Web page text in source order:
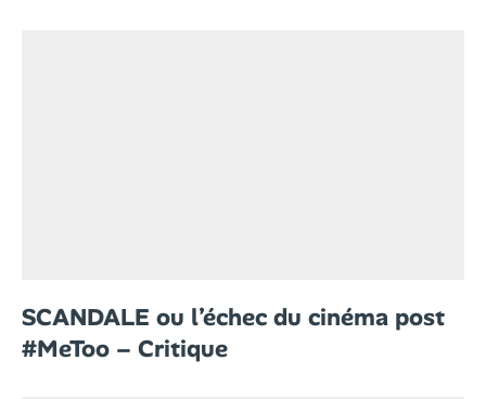
SCANDALE ou l’échec du cinéma post
#MeToo – Critique